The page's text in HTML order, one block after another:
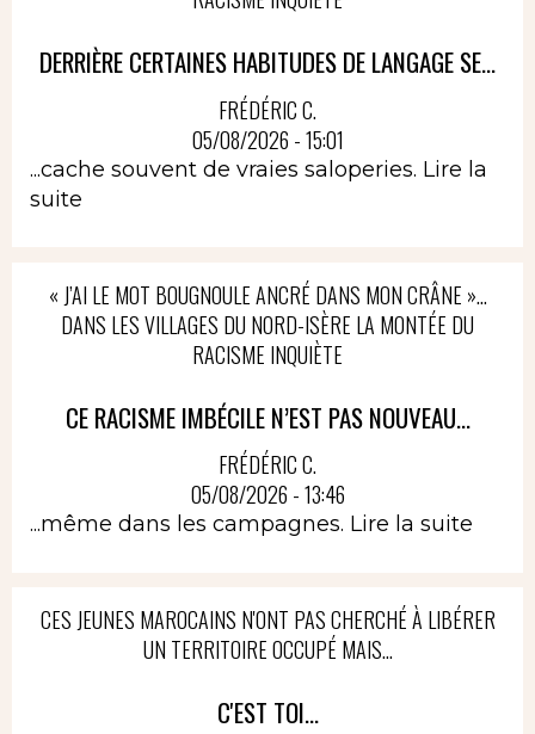
DERRIÈRE CERTAINES HABITUDES DE LANGAGE SE...
FRÉDÉRIC C.
05/08/2026 - 15:01
...cache souvent de vraies saloperies. Lire la
suite
« J’AI LE MOT BOUGNOULE ANCRÉ DANS MON CRÂNE »…
DANS LES VILLAGES DU NORD-ISÈRE LA MONTÉE DU
RACISME INQUIÈTE
CE RACISME IMBÉCILE N’EST PAS NOUVEAU...
FRÉDÉRIC C.
05/08/2026 - 13:46
...même dans les campagnes. Lire la suite
CES JEUNES MAROCAINS N'ONT PAS CHERCHÉ À LIBÉRER
UN TERRITOIRE OCCUPÉ MAIS...
C'EST TOI...